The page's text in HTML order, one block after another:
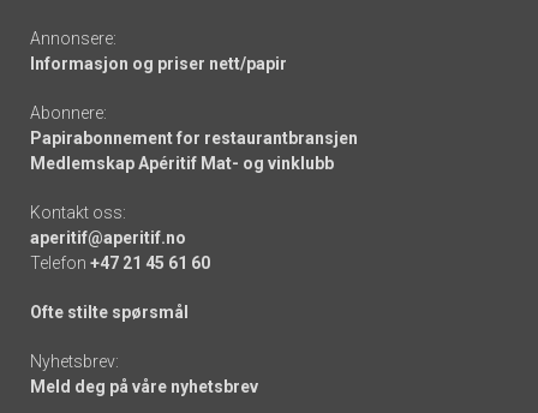
Annonsere:
Informasjon og priser nett/papir
Abonnere:
Papirabonnement for restaurantbransjen
Medlemskap Apéritif Mat- og vinklubb
Kontakt oss:
aperitif@aperitif.no
Telefon +47 21 45 61 60
Ofte stilte spørsmål
Nyhetsbrev:
Meld deg på våre nyhetsbrev